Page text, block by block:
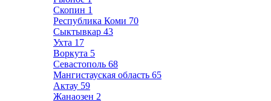
Скопин 1
Республика Коми 70
Сыктывкар 43
Ухта 17
Воркута 5
Севастополь 68
Мангистауская область 65
Актау 59
Жанаозен 2